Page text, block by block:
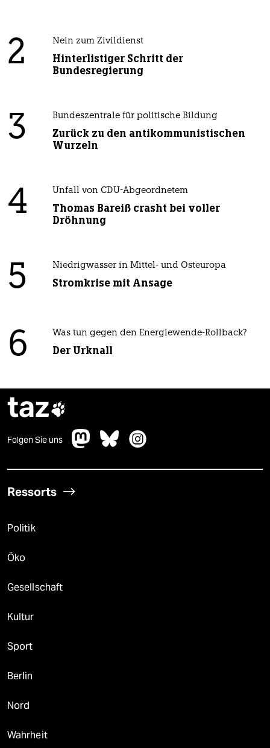
2 Nein zum Zivildienst
Hinterlistiger Schritt der
Bundesregierung
3 Bundeszentrale für politische Bildung
Zurück zu den antikommunistischen
Wurzeln
4 Unfall von CDU-Abgeordnetem
Thomas Bareiß crasht bei voller
Dröhnung
5 Niedrigwasser in Mittel- und Osteuropa
Stromkrise mit Ansage
6 Was tun gegen den Energiewende-Rollback?
Der Urknall
taz
Folgen Sie uns
Ressorts
Politik
Öko
Gesellschaft
Kultur
Sport
Berlin
Nord
Wahrheit